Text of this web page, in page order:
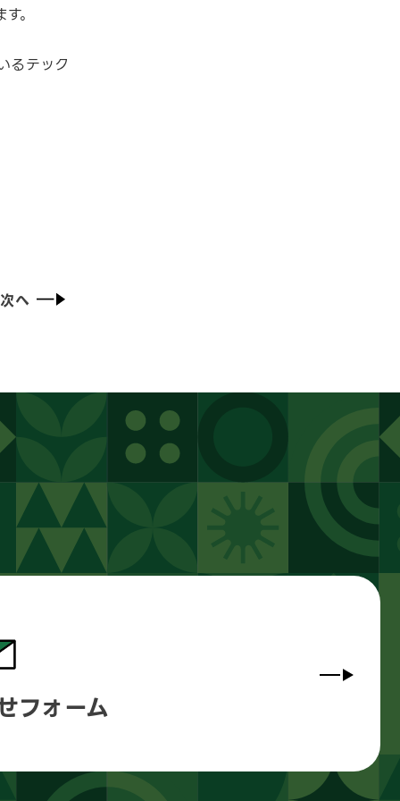
。
次へ
フォーム